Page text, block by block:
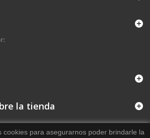
la tienda
cookies para asegurarnos poder brindarle la